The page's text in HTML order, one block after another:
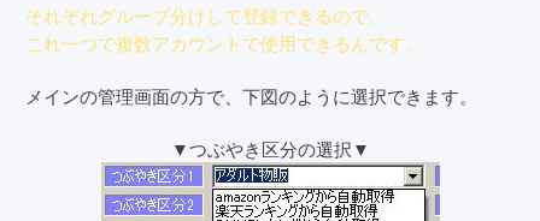
それぞれグループ分けして登録できるので、
これ一つで複数アカウントで使用できるんです。
メインの管理画面の方で、下図のように選択できます。
▼つぶやき区分の選択▼